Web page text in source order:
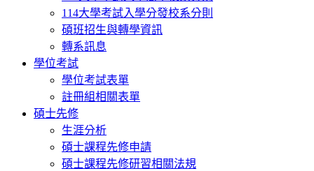
114大學考試入學分發校系分則
碩班招生與轉學資訊
轉系訊息
學位考試
學位考試表單
註冊組相關表單
碩士先修
生涯分析
碩士課程先修申請
碩士課程先修研習相關法規